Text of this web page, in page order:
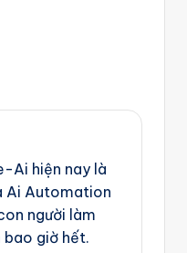
Ai hiện nay là
Ai Automation
người làm
bao giờ hết.